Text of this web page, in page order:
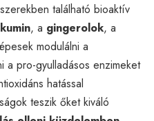
található bioaktív
, a gingerolok, a
modulálni a
a pro-gyulladásos enzimeket
hatással
teszik őket kiváló